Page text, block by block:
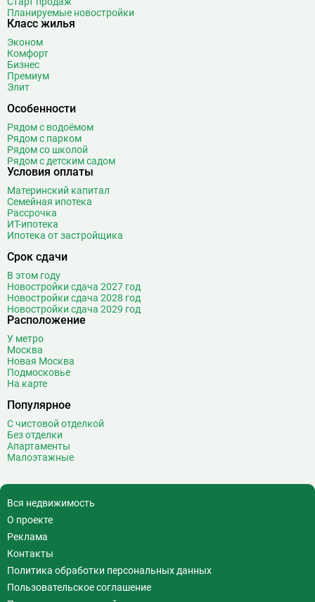
Планируемые новостройки
Класс жилья
Эконом
Комфорт
Бизнес
Премиум
Элит
Особенности
Рядом с водоёмом
Рядом с парком
Рядом со школой
Рядом с детским садом
Условия оплаты
Материнский капитал
Семейная ипотека
Рассрочка
ИТ-ипотека
Ипотека от застройщика
Срок сдачи
В этом году
Новостройки сдача 2027 год
Новостройки сдача 2028 год
Новостройки сдача 2029 год
Расположение
У метро
Москва
Новая Москва
Подмосковье
На карте
Популярное
С чистовой отделкой
Без отделки
Апартаменты
Малоэтажные
Вся недвижимость
О проекте
Реклама
Контакты
Политика обработки персональных данных
Пользовательское соглашение